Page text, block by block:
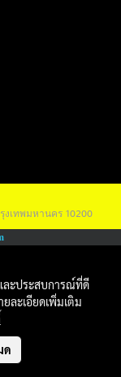
งเทพมหานคร 10200
ละประสบการณ์ที่ดี
ละเอียดเพิ่มเติม
ด